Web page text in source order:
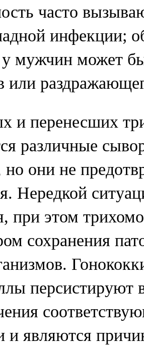
часто
инфекции;
у мужчин может
или
и перенесших
различные
но они не
Нередкой
при этом
сохранения
персистируют
и являются